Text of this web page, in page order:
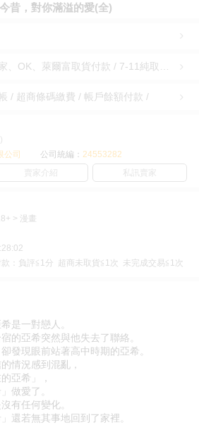
昔，對你滿溢的愛(全)
/ 超商條碼繳費 / 帳戶餘額付款 /
公司 公司統編： 24553282
賣家介紹 私訊賣家
> 漫畫
款：負評≦1分 超商未取貨≦1次 未完成交易≦1次
是一對戀人。
的亞希突然與他失去了聯絡。
發現眼前站著高中時期的亞希。
情況感到混亂，
亞希」，
做愛了。
有任何變化。
還若無其事地回到了家裡。